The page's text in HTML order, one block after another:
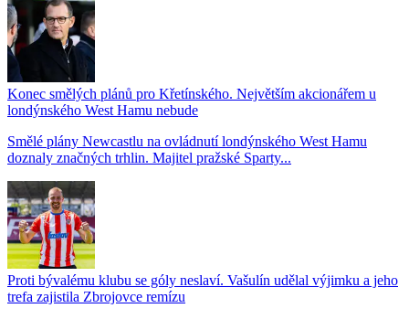
Konec smělých plánů pro Křetínského. Největším akcionářem u
londýnského West Hamu nebude
Smělé plány Newcastlu na ovládnutí londýnského West Hamu
doznaly značných trhlin. Majitel pražské Sparty...
Proti bývalému klubu se góly neslaví. Vašulín udělal výjimku a jeho
trefa zajistila Zbrojovce remízu